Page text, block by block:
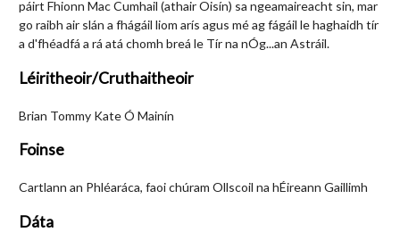
páirt Fhionn Mac Cumhail (athair Oisín) sa ngeamaireacht sin, mar
go raibh air slán a fhágáil liom arís agus mé ag fágáil le haghaidh tír
a d'fhéadfá a rá atá chomh breá le Tír na nÓg...an Astráil.
Léiritheoir/Cruthaitheoir
Brian Tommy Kate Ó Mainín
Foinse
Cartlann an Phléaráca, faoi chúram Ollscoil na hÉireann Gaillimh
Dáta